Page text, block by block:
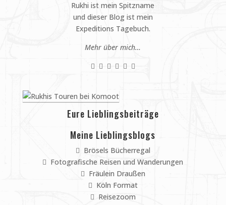
Rukhi ist mein Spitzname
und dieser Blog ist mein
Expeditions Tagebuch.
Mehr über mich…
Eure Lieblingsbeiträge
Meine Lieblingsblogs
Brösels Bücherregal
Fotografische Reisen und Wanderungen
Fräulein Draußen
Köln Format
Reisezoom